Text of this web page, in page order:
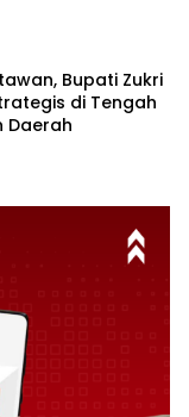
Bupati Zukri
di Tengah
Daerah